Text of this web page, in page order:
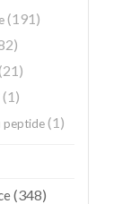
(191)
(1)
peptide(1)
(348)